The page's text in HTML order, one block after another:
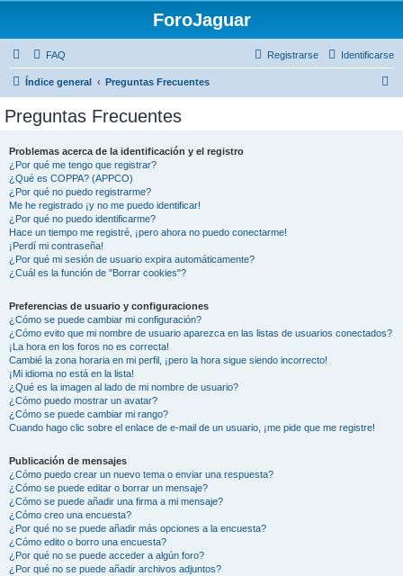
ForoJaguar
FAQ Identificarse
Registrarse
Índice general Preguntas Frecuentes
Preguntas Frecuentes
Problemas acerca de la identificación y el registro
¿Por qué me tengo que registrar?
¿Qué es COPPA? (APPCO)
¿Por qué no puedo registrarme?
Me he registrado ¡y no me puedo identificar!
¿Por qué no puedo identificarme?
Hace un tiempo me registré, ¡pero ahora no puedo conectarme!
¡Perdí mi contraseña!
¿Por qué mi sesión de usuario expira automáticamente?
¿Cuál es la función de "Borrar cookies"?
Preferencias de usuario y configuraciones
¿Cómo se puede cambiar mi configuración?
¿Cómo evito que mi nombre de usuario aparezca en las listas de usuarios conectados?
¡La hora en los foros no es correcta!
Cambié la zona horaria en mi perfil, ¡pero la hora sigue siendo incorrecto!
¡Mi idioma no está en la lista!
¿Qué es la imagen al lado de mi nombre de usuario?
¿Cómo puedo mostrar un avatar?
¿Cómo se puede cambiar mi rango?
Cuando hago clic sobre el enlace de e-mail de un usuario, ¡me pide que me registre!
Publicación de mensajes
¿Cómo puedo crear un nuevo tema o enviar una respuesta?
¿Cómo se puede editar o borrar un mensaje?
¿Cómo se puede añadir una firma a mi mensaje?
¿Cómo creo una encuesta?
¿Por qué no se puede añadir más opciones a la encuesta?
¿Cómo edito o borro una encuesta?
¿Por qué no se puede acceder a algún foro?
¿Por qué no se puede añadir archivos adjuntos?